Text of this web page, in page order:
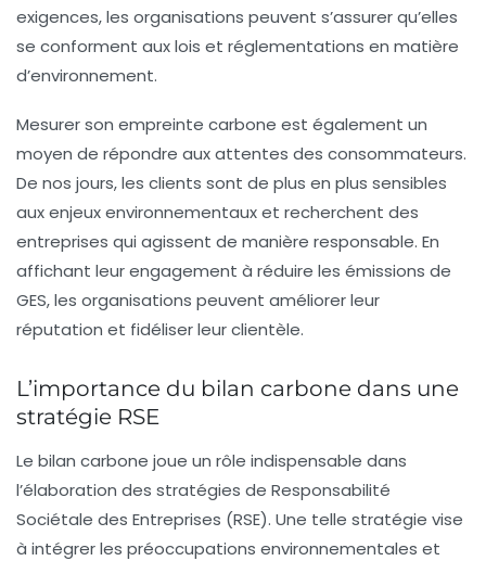
exigences, les organisations peuvent s’assurer qu’elles
se conforment aux lois et réglementations en matière
d’environnement.
Mesurer son empreinte carbone est également un
moyen de répondre auxattentes des consommateurs.
De nos jours, les clients sont de plus en plus sensibles
aux enjeux environnementaux et recherchent des
entreprises qui agissent de manière responsable. En
affichant leur engagement à réduire les émissions de
GES, les organisations peuvent améliorer leur
réputation et fidéliser leur clientèle.
L’importance du bilan carbone dans une
stratégie RSE
Le bilan carbone joue un rôle indispensable dans
l’élaboration des stratégies de Responsabilité
Sociétale des Entreprises (RSE). Une telle stratégie vise
à intégrer les préoccupations environnementales et